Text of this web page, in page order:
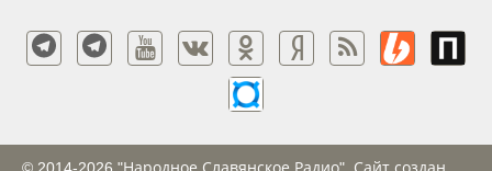
© 2014-2026 "Народное Славянское Радио". Сайт создан